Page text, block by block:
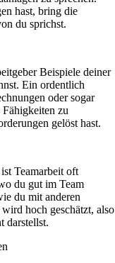
hast, bring die
du sprichst.
Beispiele deiner
Ein ordentlich
oder sogar
Fähigkeiten zu
gelöst hast.
Teamarbeit oft
du gut im Team
du mit anderen
hoch geschätzt, also
darstellst.